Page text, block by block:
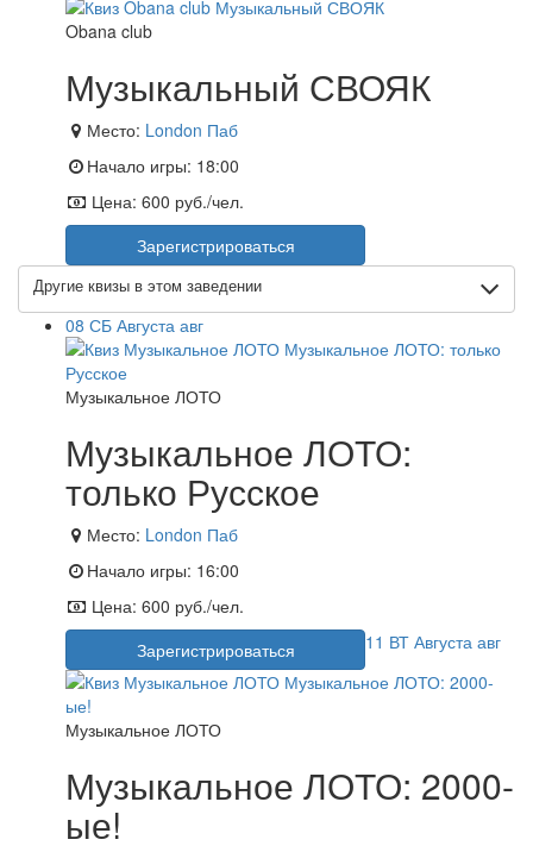
Obana club
Музыкальный СВОЯК
Место: London Паб
Начало игры: 18:00
Цена: 600 руб./чел.
Зарегистрироваться
Другие квизы в этом заведении
08 СБ Августа авг
Музыкальное ЛОТО
Музыкальное ЛОТО:
только Русское
Место: London Паб
Начало игры: 16:00
Цена: 600 руб./чел.
Зарегистрироваться
11 ВТ Августа авг
Музыкальное ЛОТО
Музыкальное ЛОТО: 2000-
ые!